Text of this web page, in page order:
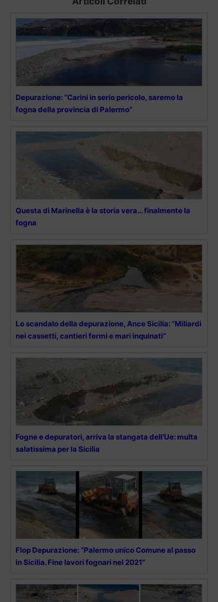
Depurazione: “Carini in serio pericolo, saremo la
fogna della provincia di Palermo”
Questa di Marinella è la storia vera… finalmente la
fogna
Lo scandalo della depurazione, Ance Sicilia: “Miliardi
nei cassetti, cantieri fermi e mari inquinati”
Fogne e depuratori, arriva la stangata dell’Ue: multa
salatissima per la Sicilia
Flop Depurazione: “Palermo unico Comune al passo
in Sicilia. Fine lavori fognari nel 2021”